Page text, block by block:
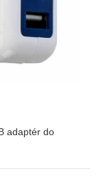
adaptér do